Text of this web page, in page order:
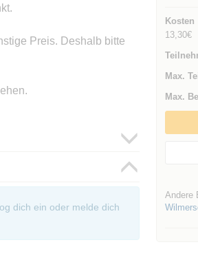
Preis. Deshalb bitte
dich ein oder melde dich
Kosten
13,30€
Max.
Max.
Andere